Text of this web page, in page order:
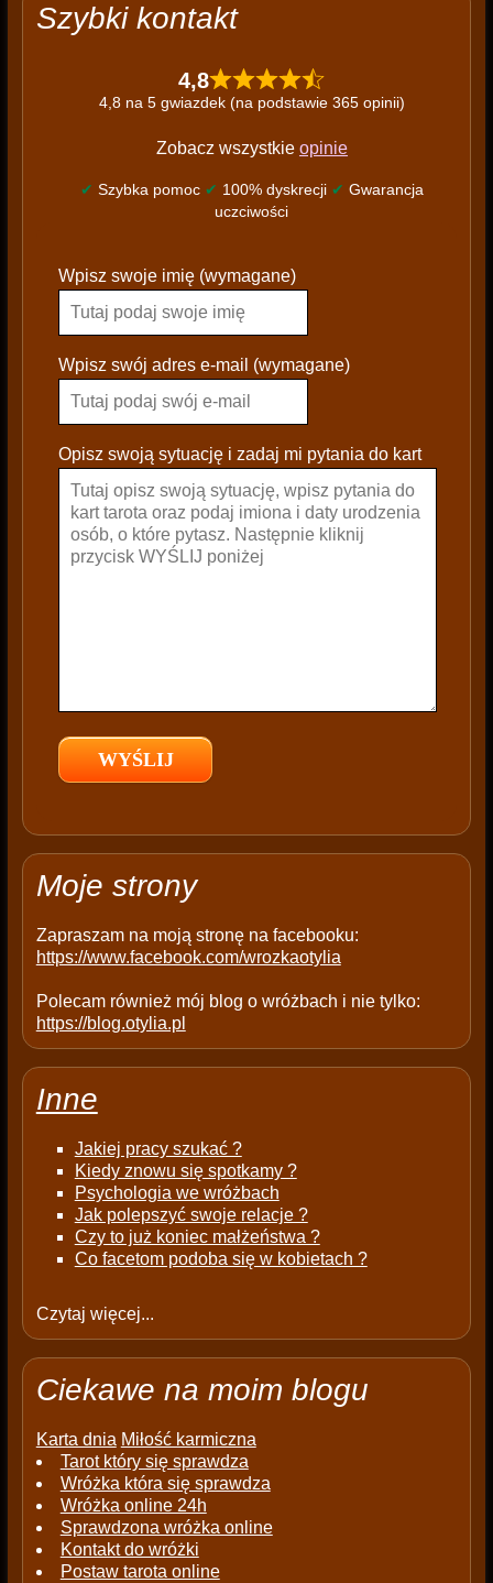
Szybki kontakt
4,8
4,8 na 5 gwiazdek (na podstawie 365 opinii)
Zobacz wszystkie opinie
✔ Szybka pomoc ✔ 100% dyskrecji ✔ Gwarancja
uczciwości
l
a
s
e
a
e
e
p
y
Wpisz swoje imię (wymagane)
Wpisz swój adres e-mail (wymagane)
Opisz swoją sytuację i zadaj mi pytania do kart
Moje strony
Zapraszam na moją stronę na facebooku:
https://www.facebook.com/wrozkaotylia
Polecam również mój blog o wróżbach i nie tylko:
https://blog.otylia.pl
Inne
Jakiej pracy szukać ?
Kiedy znowu się spotkamy ?
Psychologia we wróżbach
Jak polepszyć swoje relacje ?
Czy to już koniec małżeństwa ?
Co facetom podoba się w kobietach ?
Czytaj więcej...
Ciekawe na moim blogu
Karta dnia Miłość karmiczna
Tarot który się sprawdza
Wróżka która się sprawdza
Wróżka online 24h
Sprawdzona wróżka online
Kontakt do wróżki
Postaw tarota online